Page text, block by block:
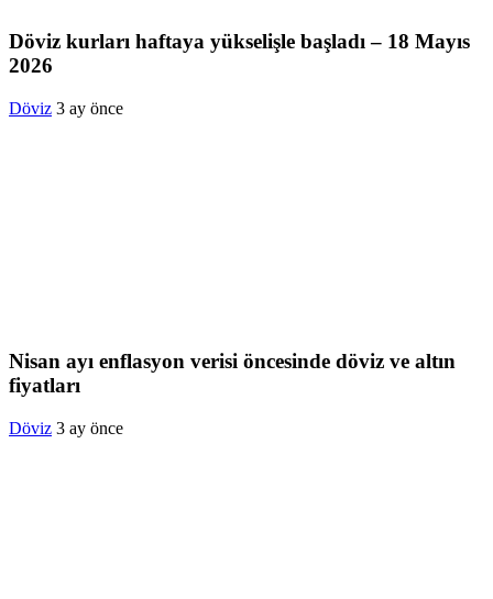
Döviz kurları haftaya yükselişle başladı – 18 Mayıs
2026
Döviz 3 ay önce
Nisan ayı enflasyon verisi öncesinde döviz ve altın
fiyatları
Döviz 3 ay önce